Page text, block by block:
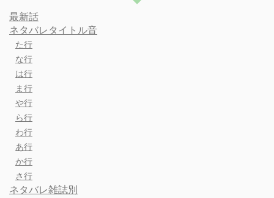
最新話
ネタバレタイトル音
た行
な行
は行
ま行
や行
ら行
わ行
あ行
か行
さ行
ネタバレ雑誌別